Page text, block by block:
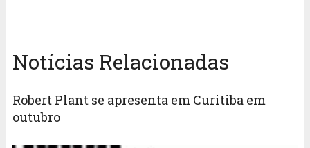
Notícias Relacionadas
Robert Plant se apresenta em Curitiba em
outubro